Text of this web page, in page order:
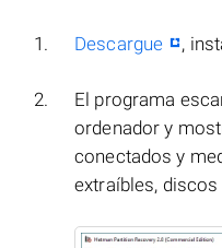
Descargue ,
El programa
ordenador y
conectados y
extraíbles,